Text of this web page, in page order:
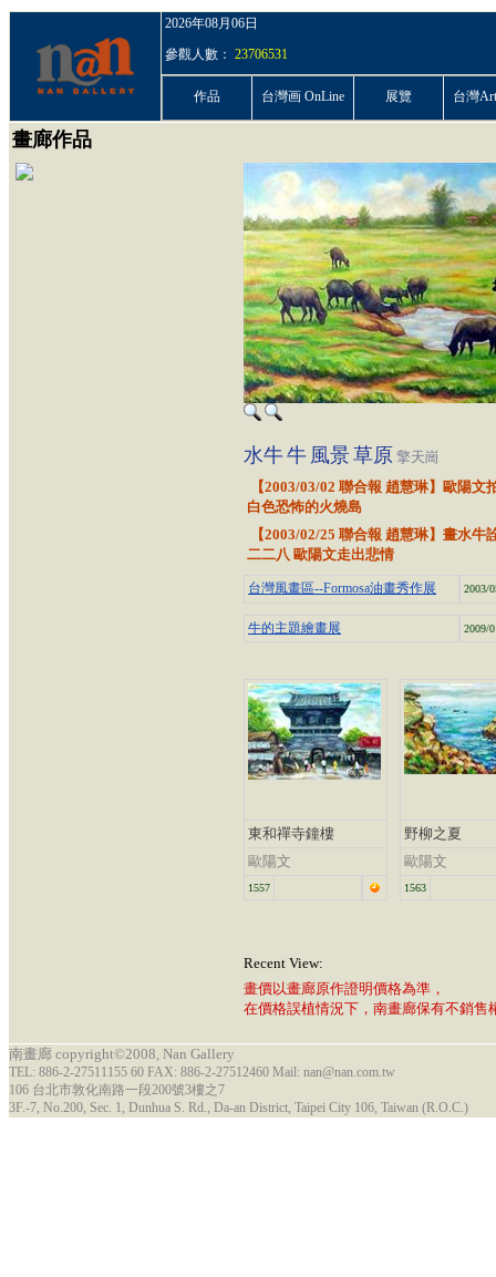
2026年08月06日
參觀人數： 23706531
作品 台灣画 OnLine 展覽 台灣
畫廊作品
水牛牛 風景草原 擎天崗
【2003/03/02 聯合報 趙慧琳】歐陽文
白色恐怖的火燒島
【2003/02/25 聯合報 趙慧琳】畫水牛
二二八 歐陽文走出悲情
台灣風畫區--Formosa油畫秀作展 2003/
牛的主題繪畫展 2009/
東和禪寺鐘樓
歐陽文
1557
野柳之夏
歐陽文
1563
Recent View:
畫價以畫廊原作證明價格為準，
在價格誤植情況下，南畫廊保有不銷售
南畫廊 copyright©2008, Nan Gallery
TEL: 886-2-27511155 60 FAX: 886-2-27512460 Mail: nan@nan.com.tw
106 台北市敦化南路一段200號3樓之7
3F.-7, No.200, Sec. 1, Dunhua S. Rd., Da-an District, Taipei City 106, Taiwan (R.O.C.)